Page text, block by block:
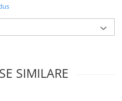
SIMILARE